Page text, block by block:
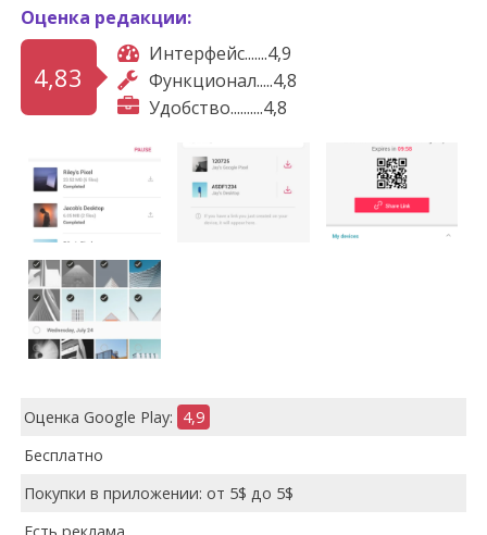
Оценка редакции:
4,83
Интерфейс.......4,9
Функционал.....4,8
Удобство..........4,8
Оценка Google Play: 4,9
Бесплатно
Покупки в приложении: от 5$ до 5$